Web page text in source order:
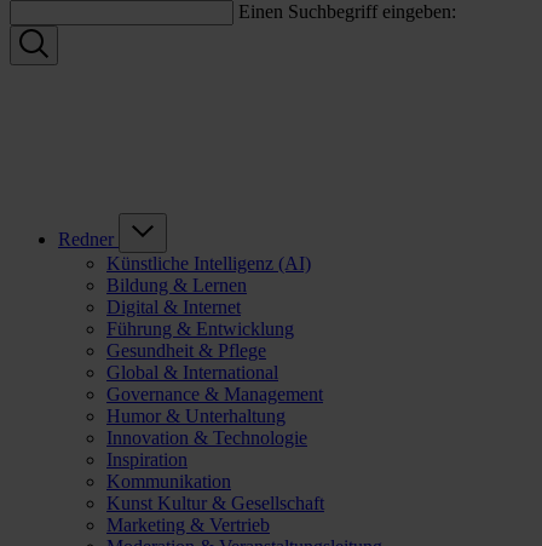
Einen Suchbegriff eingeben:
Redner
Künstliche Intelligenz (AI)
Bildung & Lernen
Digital & Internet
Führung & Entwicklung
Gesundheit & Pflege
Global & International
Governance & Management
Humor & Unterhaltung
Innovation & Technologie
Inspiration
Kommunikation
Kunst Kultur & Gesellschaft
Marketing & Vertrieb